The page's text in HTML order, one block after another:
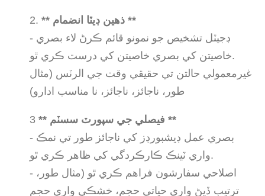
2.
** ذهين ڊيٽا انضمام **
- ڊجيٽل تشخيص جو نمونو قائم ڪرڻ لاء بصري
خاصيتن کي بصري خاصيتن کي درست ڪري ٿو.
غيرمعمولي حالتن تي حقيقي وقت جي الرٽس (مثال
طور، ناجائز، ناجائز، نا مناسب ادارو)
3
** فيصلي جي سپورٽ سسٽم **
- بصري عمل ڊيشبورڊز کي ناجائز طور تي نمڪ
واري ٽينڪ ڪارڪردگي کي ظاهر ڪري ٿو.
- اصلاحي سفارشون فراهم ڪري ٿو (مثال طور،
ترتيب ڏيڻ واري حياتي حجم، خشڪي واري حجم